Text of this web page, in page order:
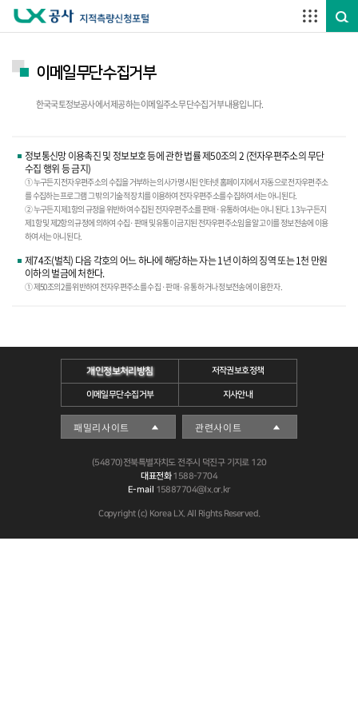
이메일무단수집거부
한국국토정보공사에서 제공하는 이메일주소 무단수집 거부 내용입니다.
정보통신망 이용촉진 및 정보보호 등에 관한 법률 제50조의 2 (전자우편주소의 무단
수집 행위 등 금지)
① 누구든지 전자우편주소의 수집을 거부하는 의사가 명시된 인터넷 홈페이지에서 자동으로 전자우편주소
를 수집하는 프로그램 그 밖의 기술적 장치를 이용하여 전자우편주소를 수집하여서는 아니 된다.
② 누구든지 제1항의 규정을 위반하여 수집된 전자우편주소를 판매·유통하여서는 아니 된다. 1 3 누구든지
제1항 및 제2항의 규정에 의하여 수집·판매 및 유통이 금지된 전자우편주소임을 알고 이를 정보전송에 이용
하여서는 아니 된다.
제74조(벌칙) 다음 각호의 어느 하나에 해당하는 자는 1년 이하의 징역 또는 1천 만원
이하의 벌금에 처한다.
① 제50조의 2를 위반하여 전자우편주소를 수집 ·판매·유통 하거나 정보전송에 이용한 자.
개인정보처리방침 저작권보호정책
이메일무단수집거부 지사안내
(54870)전북특별자치도 전주시 덕진구 기지로 120
대표전화1588-7704
E-mail 15887704@lx.or.kr
Copyright (c) Korea LX. All Rights Reserved.